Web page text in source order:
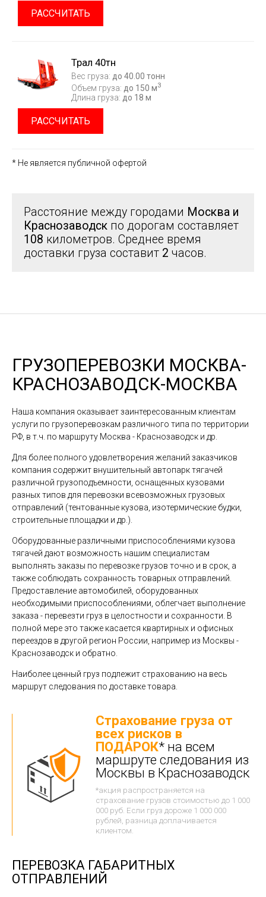
РАССЧИТАТЬ
Трал 40тн
Вес груза: до 40.00 тонн
Объем груза: до 150 м3
Длина груза: до 18 м
РАССЧИТАТЬ
* Не является публичной офертой
Расстояние между городами Москва и
Краснозаводск по дорогам составляет
108 километров. Среднее время
доставки груза составит 2 часов.
ГРУЗОПЕРЕВОЗКИ МОСКВА-
КРАСНОЗАВОДСК-МОСКВА
Наша компания оказывает заинтересованным клиентам
услуги по грузоперевозкам различного типа по территории
РФ, в т.ч. по маршруту Москва - Краснозаводск и др.
Для более полного удовлетворения желаний заказчиков
компания содержит внушительный автопарк тягачей
различной грузоподъемности, оснащенных кузовами
разных типов для перевозки всевозможных грузовых
отправлений (тентованные кузова, изотермические будки,
строительные площадки и др.).
Оборудованные различными приспособлениями кузова
тягачей дают возможность нашим специалистам
выполнять заказы по перевозке грузов точно и в срок, а
также соблюдать сохранность товарных отправлений.
Предоставление автомобилей, оборудованных
необходимыми приспособлениями, облегчает выполнение
заказа - перевезти груз в целостности и сохранности. В
полной мере это также касается квартирных и офисных
переездов в другой регион России, например из Москвы -
Краснозаводск и обратно.
Наиболее ценный груз подлежит страхованию на весь
маршрут следования по доставке товара.
Страхование груза от
всех рисков в
ПОДАРОК* на всем
маршруте следования из
Москвы в Краснозаводск
*акция распространяется на
страхование грузов стоимостью до 1 000
000 руб. Если груз дороже 1 000 000
рублей, разница доплачивается
клиентом.
ПЕРЕВОЗКА ГАБАРИТНЫХ
ОТПРАВЛЕНИЙ